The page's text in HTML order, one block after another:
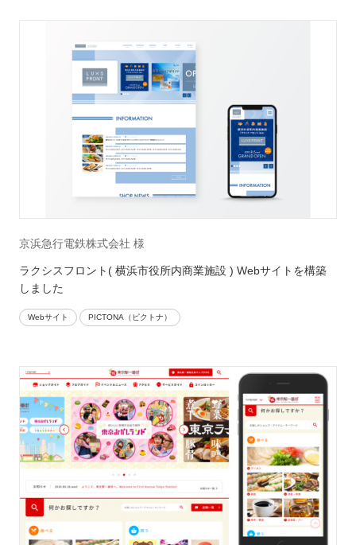
京浜急行電鉄株式会社 様
ラクシスフロント( 横浜市役所内商業施設 ) Webサイトを構築
しました
Webサイト PICTONA（ピクトナ）